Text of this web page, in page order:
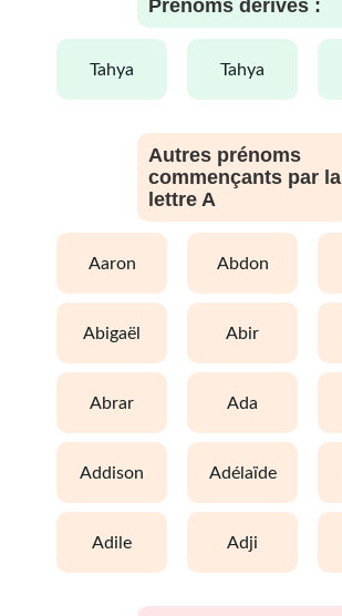
Prénoms dérivés :
tahya tahya
Autres prénoms
commençants par la
lettre A
aaron abdon
abigaël abir
abrar ada
addison adélaïde
adile adji